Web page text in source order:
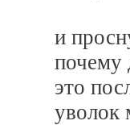
и
почему
это
уволок